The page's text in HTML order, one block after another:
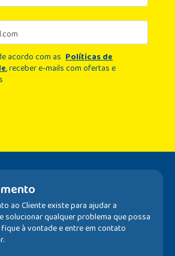
acordo com as Políticas de
, receber e-mails com ofertas e
ao Cliente existe para ajudar a
solucionar qualquer problema que possa
à vontade e entre em contato